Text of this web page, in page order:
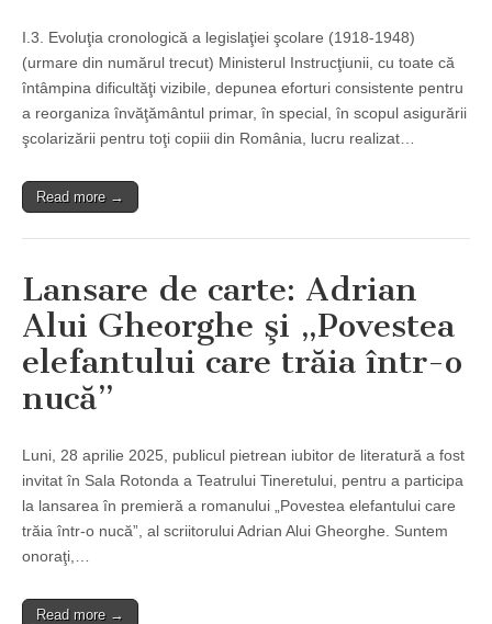
I.3. Evoluţia cronologică a legislaţiei şcolare (1918-1948)
(urmare din numărul trecut) Ministerul Instrucţiunii, cu toate că
întâmpina dificultăţi vizibile, depunea eforturi consistente pentru
a reorganiza învăţământul primar, în special, în scopul asigurării
şcolarizării pentru toţi copiii din România, lucru realizat…
Read more →
Lansare de carte: Adrian
Alui Gheorghe şi „Povestea
elefantului care trăia într-o
nucă”
Luni, 28 aprilie 2025, publicul pietrean iubitor de literatură a fost
invitat în Sala Rotonda a Teatrului Tineretului, pentru a participa
la lansarea în premieră a romanului „Povestea elefantului care
trăia într-o nucă”, al scriitorului Adrian Alui Gheorghe. Suntem
onoraţi,…
Read more →